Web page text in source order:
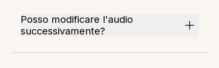
Posso modificare l'audio
successivamente?